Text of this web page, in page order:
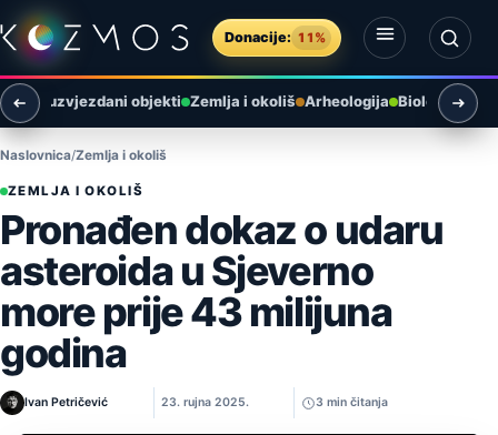
Preskoči na sadržaj
Donacije: 11%
Otvori izbornik
Otvori pretragu
Međuzvjezdani objekti Zemlja i okoliš Arheologija Biologija
Naslovnica Zemlja i okoliš
ZEMLJA I OKOLIŠ
Pronađen dokaz o udaru
asteroida u Sjeverno
more prije 43 milijuna
godina
Ivan Petričević 23. rujna 2025. 3 min čitanja